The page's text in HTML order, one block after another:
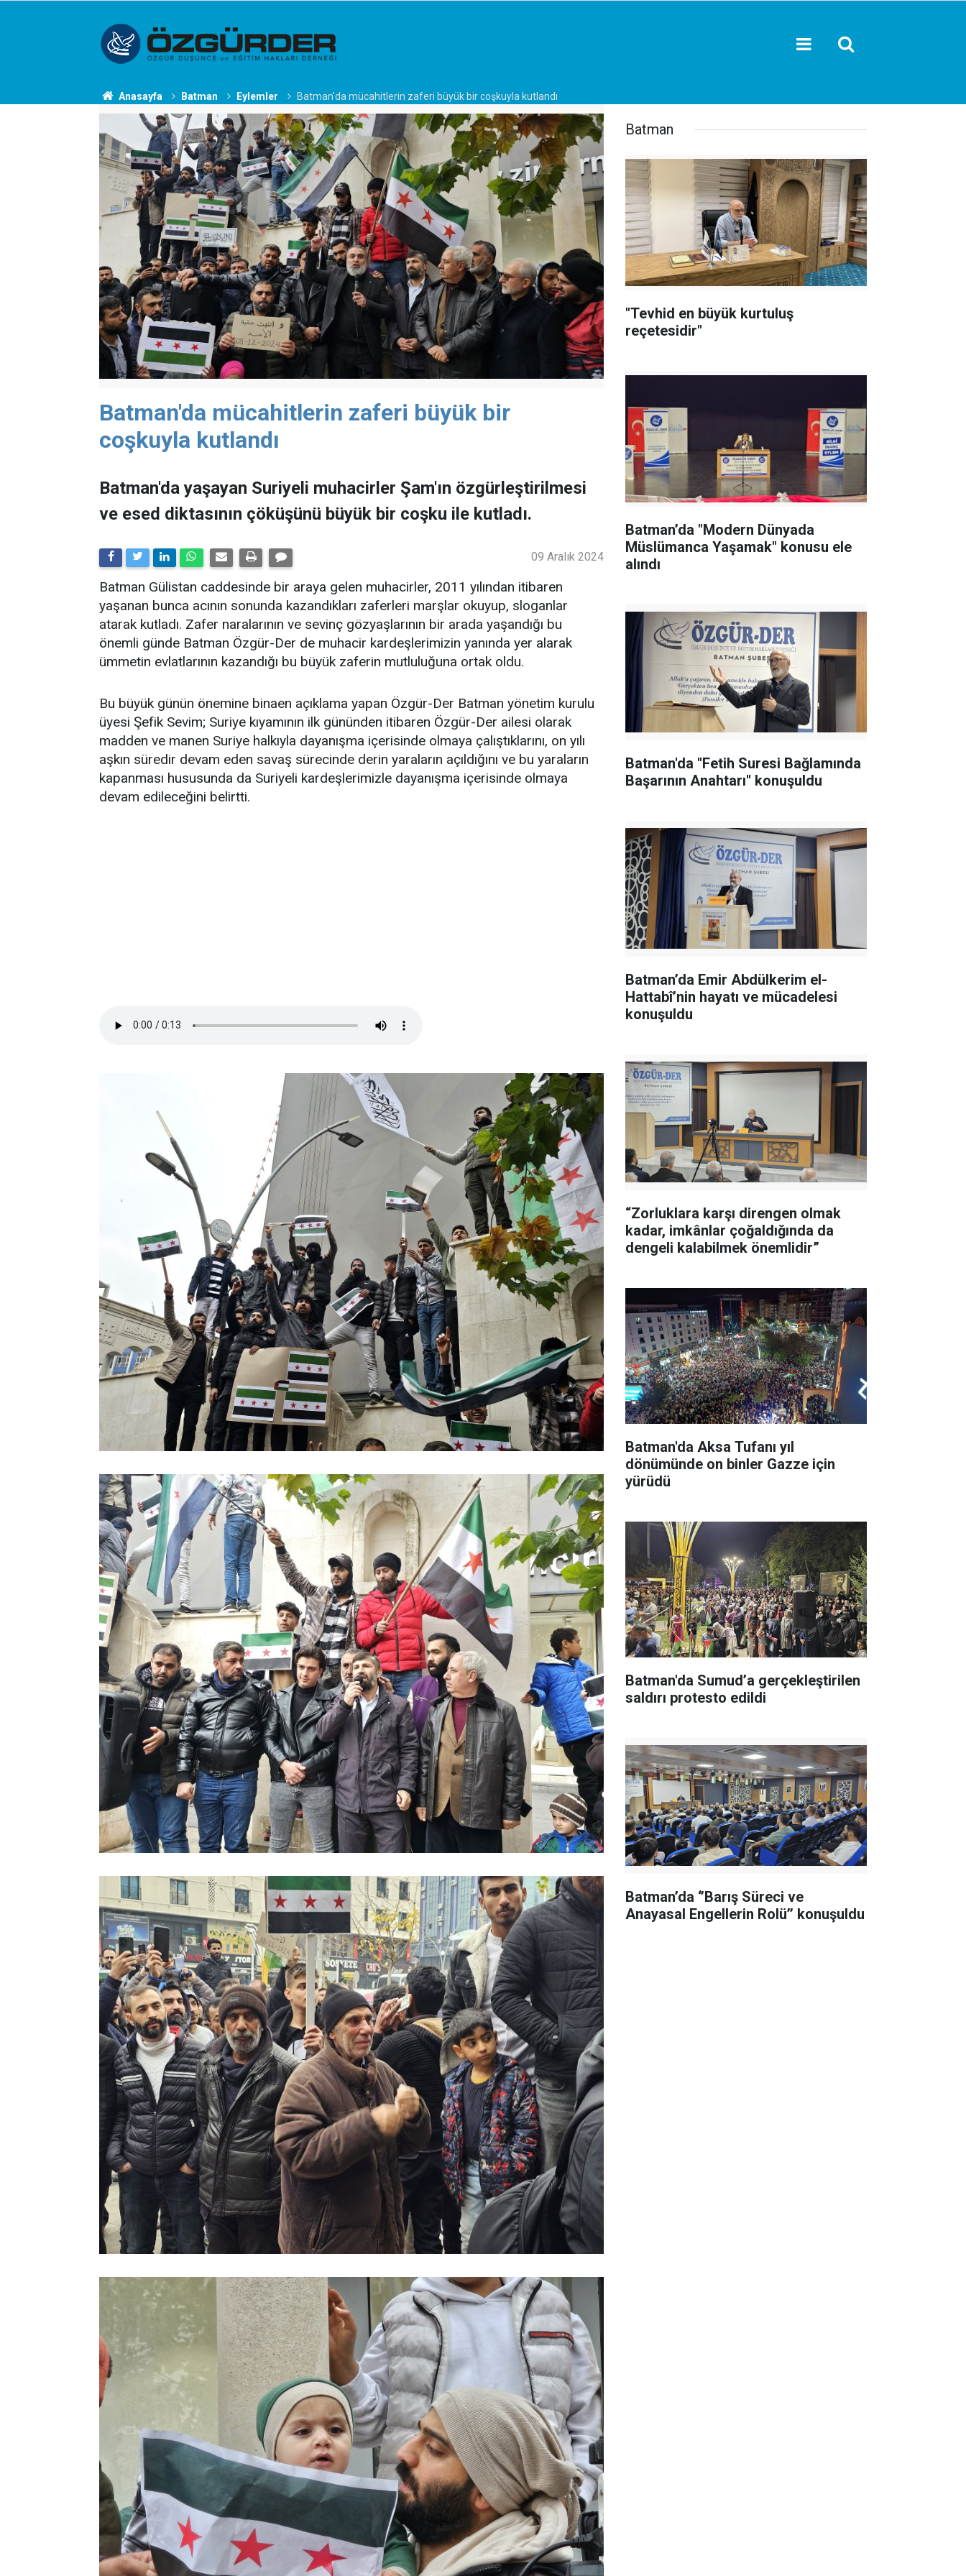
Anasayfa Batman Eylemler Batman'da mücahitlerin zaferi büyük bir coşkuyla kutlandı
Batman'da mücahitlerin zaferi büyük bir
coşkuyla kutlandı
Batman'da yaşayan Suriyeli muhacirler Şam'ın özgürleştirilmesi
ve esed diktasının çöküşünü büyük bir coşku ile kutladı.
09 Aralık 2024
Batman Gülistan caddesinde bir araya gelen muhacirler, 2011 yılından itibaren
yaşanan bunca acının sonunda kazandıkları zaferleri marşlar okuyup, sloganlar
atarak kutladı. Zafer naralarının ve sevinç gözyaşlarının bir arada yaşandığı bu
önemli günde Batman Özgür-Der de muhacir kardeşlerimizin yanında yer alarak
ümmetin evlatlarının kazandığı bu büyük zaferin mutluluğuna ortak oldu.
Bu büyük günün önemine binaen açıklama yapan Özgür-Der Batman yönetim kurulu
üyesi Şefik Sevim; Suriye kıyamının ilk gününden itibaren Özgür-Der ailesi olarak
madden ve manen Suriye halkıyla dayanışma içerisinde olmaya çalıştıklarını, on yılı
aşkın süredir devam eden savaş sürecinde derin yaraların açıldığını ve bu yaraların
kapanması hususunda da Suriyeli kardeşlerimizle dayanışma içerisinde olmaya
devam edileceğini belirtti.
Batman
"Tevhid en büyük kurtuluş
reçetesidir"
Batman’da "Modern Dünyada
Müslümanca Yaşamak" konusu ele
alındı
Batman'da ''Fetih Suresi Bağlamında
Başarının Anahtarı'' konuşuldu
Batman’da Emir Abdülkerim el-
Hattabî’nin hayatı ve mücadelesi
konuşuldu
“Zorluklara karşı direngen olmak
kadar, imkânlar çoğaldığında da
dengeli kalabilmek önemlidir”
Batman'da Aksa Tufanı yıl
dönümünde on binler Gazze için
yürüdü
Batman'da Sumud’a gerçekleştirilen
saldırı protesto edildi
Batman’da ‘’Barış Süreci ve
Anayasal Engellerin Rolü’’ konuşuldu